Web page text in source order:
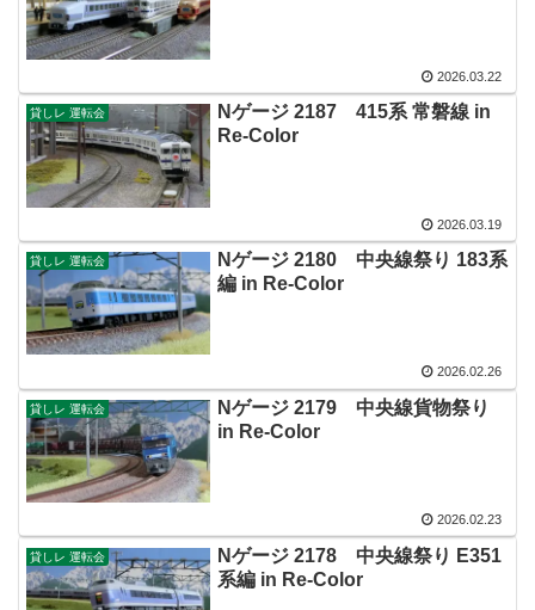
2026.03.22
貸しレ 運転会
Nゲージ 2187 415系 常磐線 in
Re-Color
2026.03.19
貸しレ 運転会
Nゲージ 2180 中央線祭り 183系
編 in Re-Color
2026.02.26
貸しレ 運転会
Nゲージ 2179 中央線貨物祭り
in Re-Color
2026.02.23
貸しレ 運転会
Nゲージ 2178 中央線祭り E351
系編 in Re-Color